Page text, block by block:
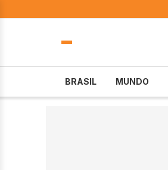
BRASIL MUNDO